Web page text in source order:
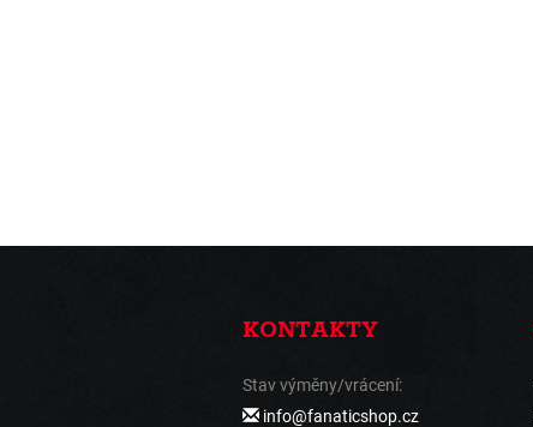
KONTAKTY
Stav výměny/vrácení:
info@fanaticshop.cz